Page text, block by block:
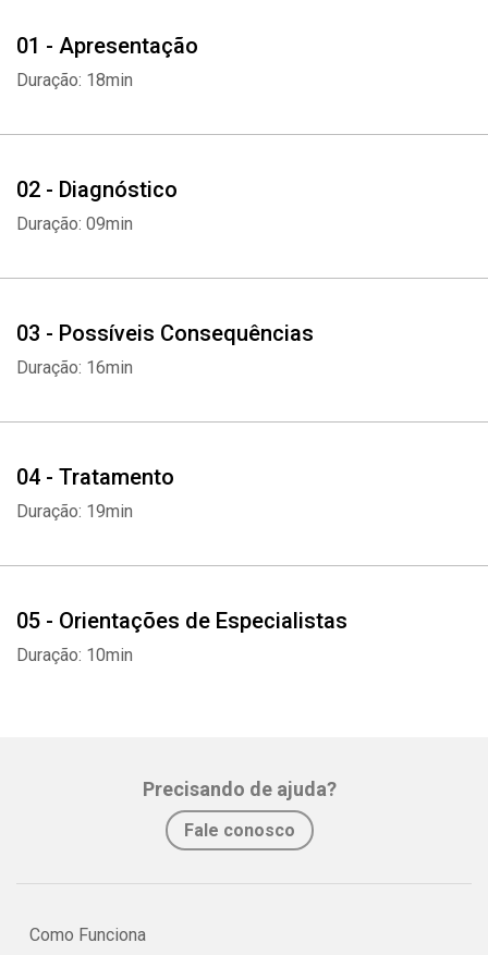
01 - Apresentação
Duração: 18min
02 - Diagnóstico
Duração: 09min
03 - Possíveis Consequências
Duração: 16min
04 - Tratamento
Duração: 19min
05 - Orientações de Especialistas
Duração: 10min
Precisando de ajuda?
Fale conosco
Como Funciona